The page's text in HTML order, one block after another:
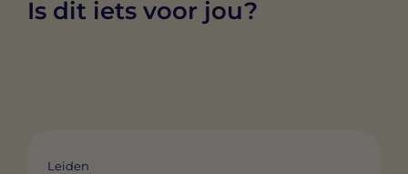
Is dit iets voor jou?
Leiden